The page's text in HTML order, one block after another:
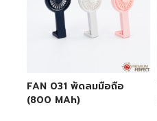
FAN 031 พัดลมมือถือ
(800 MAh)